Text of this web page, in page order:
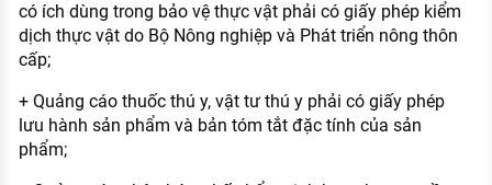
có ích dùng trong bảo vệ thực vật phải có giấy phép kiểm
dịch thực vật do Bộ Nông nghiệp và Phát triển nông thôn
cấp;
+ Quảng cáo thuốc thú y, vật tư thú y phải có giấy phép
lưu hành sản phẩm và bản tóm tắt đặc tính của sản
phẩm;